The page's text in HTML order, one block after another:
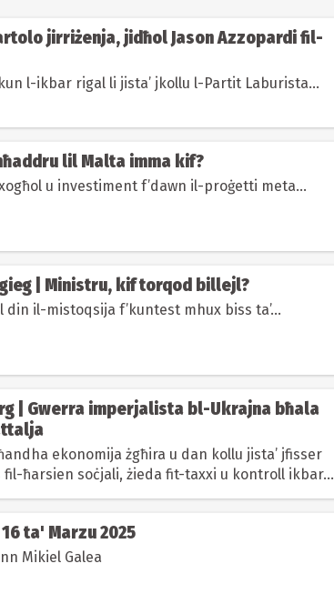
jirriżenja, jidħol Jason Azzopardi fil-
l-ikbar rigal li jista’ jkollu l-Partit Laburista...
lil Malta imma kif?
u investiment f’dawn il-proġetti meta...
| Ministru, kif torqod billejl?
din il-mistoqsija f’kuntest mhux biss ta’...
| Gwerra imperjalista bl-Ukrajna bħala
ekonomija żgħira u dan kollu jista’ jfisser
ħarsien soċjali, żieda fit-taxxi u kontroll ikbar...
ta' Marzu 2025
Mikiel Galea